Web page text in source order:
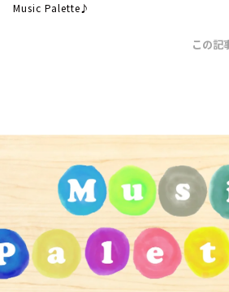
トピックス
お知らせ
イベント・グッズ
YouTube
会社情報
Music Palette♪
この記